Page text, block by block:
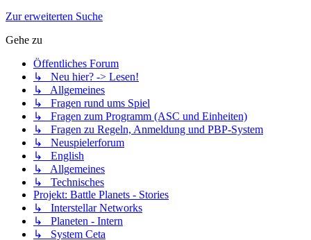
Zur erweiterten Suche
Gehe zu
Öffentliches Forum
↳ Neu hier? -> Lesen!
↳ Allgemeines
↳ Fragen rund ums Spiel
↳ Fragen zum Programm (ASC und Einheiten)
↳ Fragen zu Regeln, Anmeldung und PBP-System
↳ Neuspielerforum
↳ English
↳ Allgemeines
↳ Technisches
Projekt: Battle Planets - Stories
↳ Interstellar Networks
↳ Planeten - Intern
↳ System Ceta